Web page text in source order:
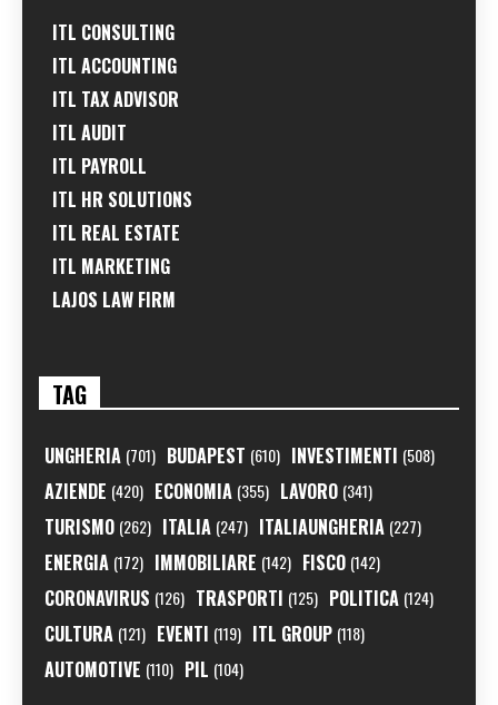
ITL CONSULTING
ITL ACCOUNTING
ITL TAX ADVISOR
ITL AUDIT
ITL PAYROLL
ITL HR SOLUTIONS
ITL REAL ESTATE
ITL MARKETING
LAJOS LAW FIRM
TAG
UNGHERIA (701) BUDAPEST (610) INVESTIMENTI (508)
AZIENDE (420) ECONOMIA (355) LAVORO (341)
TURISMO (262) ITALIA (247) ITALIAUNGHERIA (227)
ENERGIA (172) IMMOBILIARE (142) FISCO (142)
CORONAVIRUS (126) TRASPORTI (125) POLITICA (124)
CULTURA (121) EVENTI (119) ITL GROUP (118)
AUTOMOTIVE (110) PIL (104)